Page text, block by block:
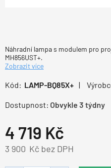
Náhradní lampa s modulem pro
MH856UST+.
Zobrazit více
Kód: LAMP-BQ85X+
Dostupnost: Obvykle 3 týdny
4 719 Kč
Kč bez DPH
3 900